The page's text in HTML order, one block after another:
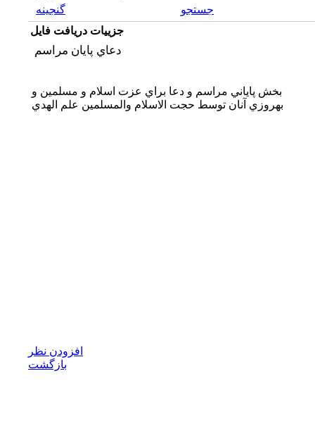
گنجینه
جستجو
جزییات دریافت فایل
بخش پاياني مراسم و دعا براي عزت اسلام و مسلمين و
بهروزي آنان توسط حجت الاسلام والمسلمين علم الهدي
افزودن نظر
بازگشت